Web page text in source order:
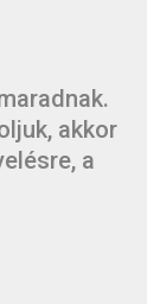
akkor
a